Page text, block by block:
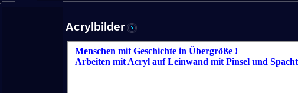
Acrylbilder
Menschen mit Geschichte in Übergröße !
Arbeiten mit Acryl auf Leinwand mit Pinsel und